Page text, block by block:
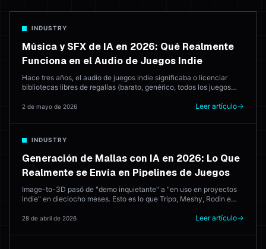
INDUSTRY
Música y SFX de IA en 2026: Qué Realmente
Funciona en el Audio de Juegos Indie
Hace tres años, el audio de juegos indie significaba o licenciar
bibliotecas libres de regalías (barato, genérico, todos los juegos
2026, la IA genera música que se lanza al mercado. Aquí está qué
ganando.
2 de mayo de 2026 Leer artículo
INDUSTRY
Generación de Mallas con IA en 2026: Lo Que
Realmente se Envía en Pipelines de Juegos
Image-to-3D pasó de "demo inquietante" a "en uso en proyectos
indie" en dieciocho meses. Esto es lo que Tripo, Meshy, Rodin e
sigue ganando cada vez.
28 de abril de 2026 Leer artículo